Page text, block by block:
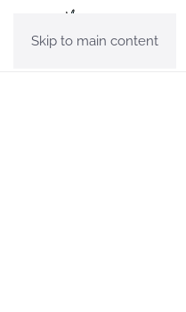
Skip to main content